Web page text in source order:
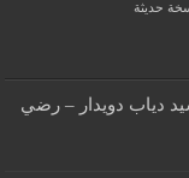
حديثة
دياب دويدار – رضي